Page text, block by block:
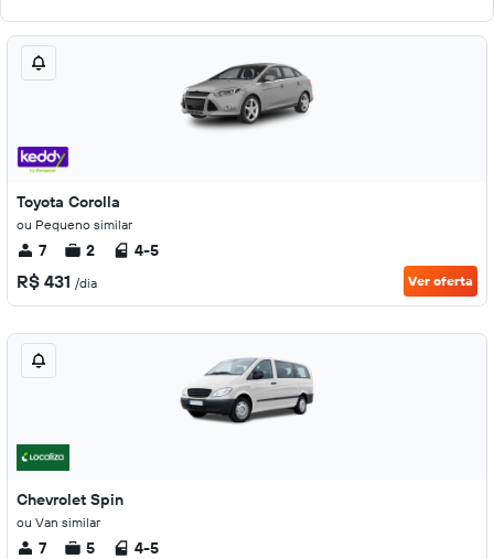
Toyota Corolla
ou Pequeno similar
7 2 4-5
R$ 431 /dia Ver oferta
Chevrolet Spin
ou Van similar
7 5 4-5